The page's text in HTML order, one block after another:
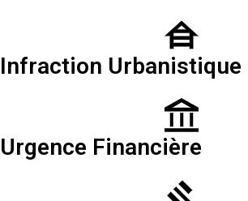
Infraction Urbanistique
Urgence Financière